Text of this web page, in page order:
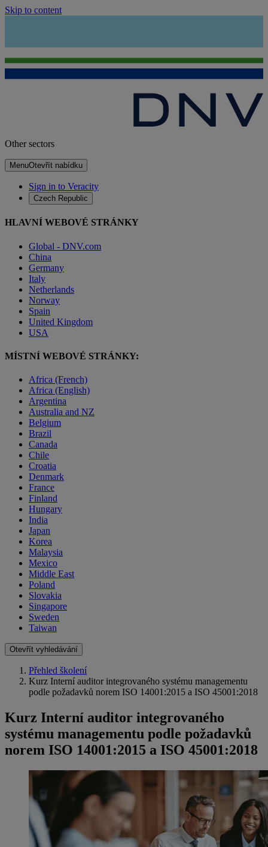
Skip to content
Other sectors
MenuOtevřít nabídku
Sign in to Veracity
Czech Republic
HLAVNÍ WEBOVÉ STRÁNKY
Global - DNV.com
China
Germany
Italy
Netherlands
Norway
Spain
United Kingdom
USA
MÍSTNÍ WEBOVÉ STRÁNKY:
Africa (French)
Africa (English)
Argentina
Australia and NZ
Belgium
Brazil
Canada
Chile
Croatia
Denmark
France
Finland
Hungary
India
Japan
Korea
Malaysia
Mexico
Middle East
Poland
Slovakia
Singapore
Sweden
Taiwan
Otevřít vyhledávání
Přehled školení
Kurz Interní auditor integrovaného systému managementu
podle požadavků norem ISO 14001:2015 a ISO 45001:2018
Kurz Interní auditor integrovaného
systému managementu podle požadavků
norem ISO 14001:2015 a ISO 45001:2018